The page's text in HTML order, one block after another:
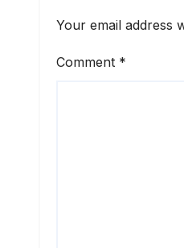
Your email address
Comment *